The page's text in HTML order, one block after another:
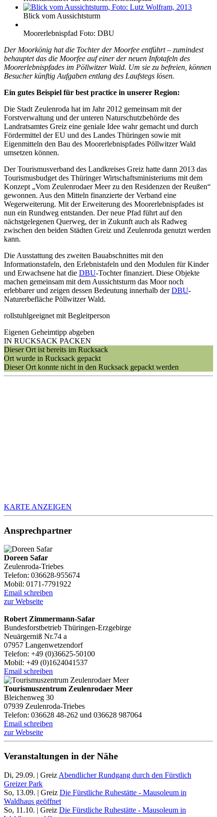
Blick vom Aussichtsturm
Moorerlebnispfad Foto: DBU
Der Moorkönig hat die Tochter der Moorfee entführt – zumindest
behauptet das die Moorfee auf einer der neuen Infotafeln des
Moorerlebnispfades im Pöllwitzer Wald. Um sie zu befreien, können
Besucher künftig Aufgaben entlang des Laufstegs lösen.
Ein gutes Beispiel für best practice in unserer Region:
Die Stadt Zeulenroda hat im Jahr 2012 gemeinsam mit der
Forstverwaltung und der unteren Naturschutzbehörde des
Landratsamtes Greiz eine geniale Idee wahr gemacht und durch
Fördermittel der EU und des Landes Thüringen sowie mit
Eigenmitteln den Bau des Moorerlebnispfades Pöllwitzer Wald
umsetzen können.
Der Tourismusverband des Landkreises Greiz hatte dann 2013 das
Tourismusbudget des Thüringer Wirtschaftsministeriums mit dem
Konzept „Vom Zeulenrodaer Meer zu den Residenzen der Reußen“
gewonnen. Aus den Mitteln finanzierte der Verband eine
Wegerweiterung. Mit der Erweiterung des Moorerlebnispfades ist
nun ein Rundweg entstanden. Der neue Pfad führt auf den
nächstgelegenen Querweg, der in Zukunft auch als Radweg
zwischen den beiden Städten Greiz und Zeulenroda genutzt werden
kann.
Die Ausstattung des zweiten Bauabschnittes mit den
Informationstafeln, den Erlebnistafeln und den Modulen für Kinder
und Erwachsene hat die DBU-Tochter finanziert. Diese Objekte
machen gemeinsam mit dem Aussichtsturm das Moor noch
erlebbarer und zeigen dessen Bedeutung innerhalb derDBU-
Naturerbefläche Pöllwitzer Wald.
rollstuhlgeeignet mit Begleitperson
Eigenen Geheimtipp abgeben
IN RUCKSACK PACKEN
Dieser Ort ist bereits im Rucksack
Ort wurde in Rucksack gepackt
Dieser Ort konnte nicht in den Rucksack gepackt werden
KARTE ANZEIGEN
Ansprechpartner
Doreen Safar
Zeulenroda-Triebes
Telefon: 036628-955674
Mobil: 0171-7791922
Email schreiben
zur Webseite
Robert Zimmermann-Safar
Bundesforstbetrieb Thüringen-Erzgebirge
Neuärgerniß Nr.74 a
07957 Langenwetzendorf
Telefon: +49 (0)36625-50100
Mobil: +49 (0)1624041537
Email schreiben
Tourismuszentrum Zeulenrodaer Meer
Bleichenweg 30
07939 Zeulenroda-Triebes
Telefon: 036628 48-262 und 036628 987064
Email schreiben
zur Webseite
Veranstaltungen in der Nähe
Di, 29.09. | Greiz Abendlicher Rundgang durch den Fürstlich
Greizer Park
So, 13.09. | Greiz Die Fürstliche Ruhestätte - Mausoleum in
Waldhaus geöffnet
So, 11.10. | Greiz Die Fürstliche Ruhestätte - Mausoleum in